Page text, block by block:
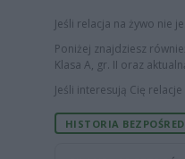
Jeśli relacja na żywo nie
Poniżej znajdziesz
Klasa A, gr. II oraz
Jeśli interesują Cię
HISTORIA